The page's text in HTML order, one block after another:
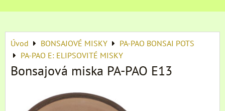
Úvod BONSAJOVÉ MISKY
PA-PAO BONSAI POTS
PA-PAO E: ELIPSOVITÉ MISKY
Bonsajová miska PA-PAO E13